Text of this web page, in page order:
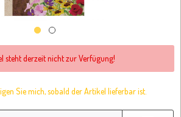
steht derzeit nicht zur Verfügung!
Sie mich, sobald der Artikel lieferbar ist.